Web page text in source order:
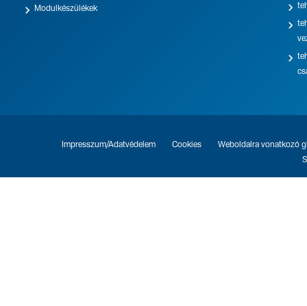
 Modulkészülékek 


Impresszum/Adatvédelem Cookies
Weboldalra vonatkozó